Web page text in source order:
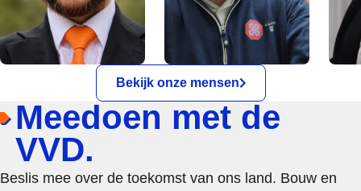
Bekijk onze mensen
Meedoen met de
VVD.
Beslis mee over de toekomst van ons land. Bouw en